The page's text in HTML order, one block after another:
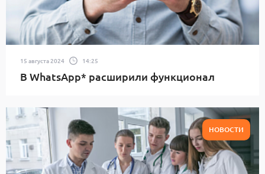
15 августа 2024 14:25
В WhatsApp* расширили функционал
НОВОСТИ